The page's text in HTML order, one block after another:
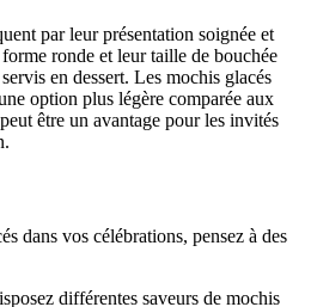
par leur présentation soignée et
ronde et leur taille de bouchée
en dessert. Les mochis glacés
option plus légère comparée aux
être un avantage pour les invités
dans vos célébrations, pensez à des
différentes saveurs de mochis